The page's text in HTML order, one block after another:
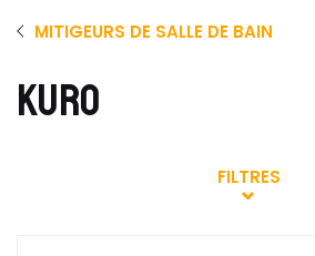
MITIGEURS DE SALLE DE BAIN
KURO
FILTRES